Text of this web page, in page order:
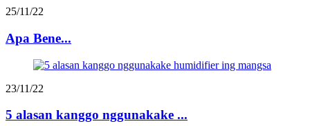
25/11/22
Apa Bene...
23/11/22
5 alasan kanggo nggunakake ...